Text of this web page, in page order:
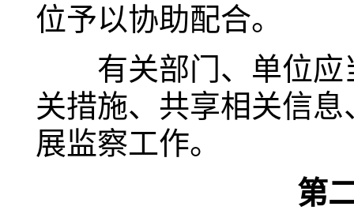
位予以协助配合。
有关部门、单位应
关措施、共享相关信
展监察工作。
第